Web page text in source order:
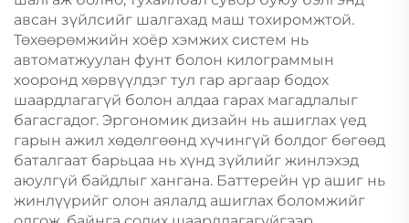
авсан зүйлсийг шалгахад маш тохиромжтой.
Төхөөрөмжийн хоёр хэмжих систем нь
автоматжуулан фунт болон килограммын
хооронд хөрвүүлдэг тул гар аргаар бодох
шаардлагагүй болон алдаа гарах магадлалыг
багасгадог. Эргономик дизайн нь ашиглах үед
гарын ажил хөдөлгөөнд хүчингүй болдог бөгөөд
баталгаат барьцаа нь хүнд зүйлийг жинлэхэд
аюулгүй байдлыг хангана. Баттерейн үр ашиг нь
жинлүүрийг олон аялалд ашиглах боломжийг